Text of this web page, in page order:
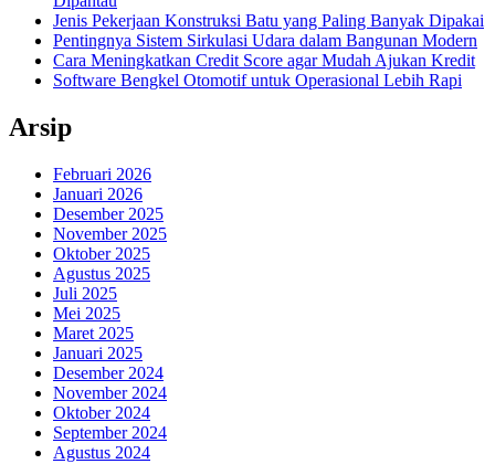
Jenis Pekerjaan Konstruksi Batu yang Paling Banyak Dipakai
Pentingnya Sistem Sirkulasi Udara dalam Bangunan Modern
Cara Meningkatkan Credit Score agar Mudah Ajukan Kredit
Software Bengkel Otomotif untuk Operasional Lebih Rapi
Arsip
Februari 2026
Januari 2026
Desember 2025
November 2025
Oktober 2025
Agustus 2025
Juli 2025
Mei 2025
Maret 2025
Januari 2025
Desember 2024
November 2024
Oktober 2024
September 2024
Agustus 2024